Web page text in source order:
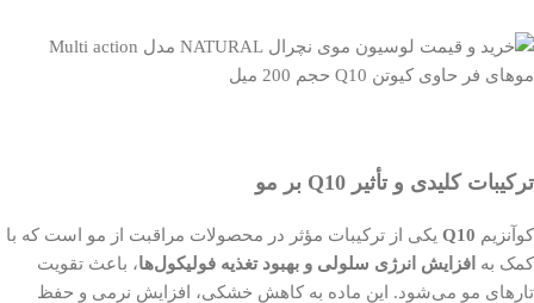
ترکیبات کلیدی و تأثیر Q10 بر مو
کوآنزیم Q10 یکی از ترکیبات مؤثر در محصولات مراقبت از مو است که با
کمک به افزایش انرژی سلولی و بهبود تغذیه فولیکول‌ها، باعث تقویت
تارهای مو می‌شود. این ماده به کاهش خشکی، افزایش نرمی و حفظ